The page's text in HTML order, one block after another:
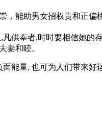
能助男女招权贵和正
供奉者,时时要相信她的
妻和睦。
能量, 也可为人们带来好